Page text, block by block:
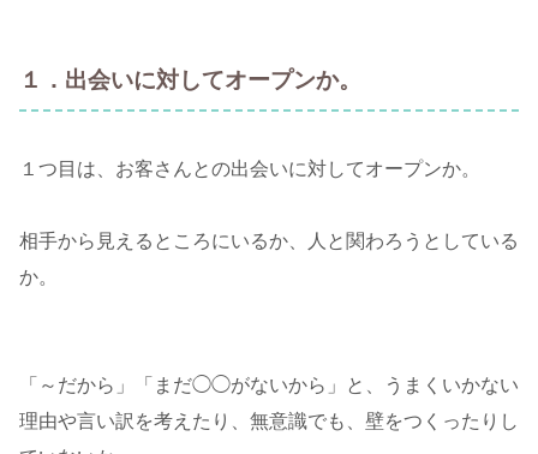
１．出会いに対してオープンか。
１つ目は、お客さんとの出会いに対してオープンか。
相手から見えるところにいるか、人と関わろうとしている
か。
「～だから」「まだ◯◯がないから」と、うまくいかない
理由や言い訳を考えたり、無意識でも、壁をつくったりし